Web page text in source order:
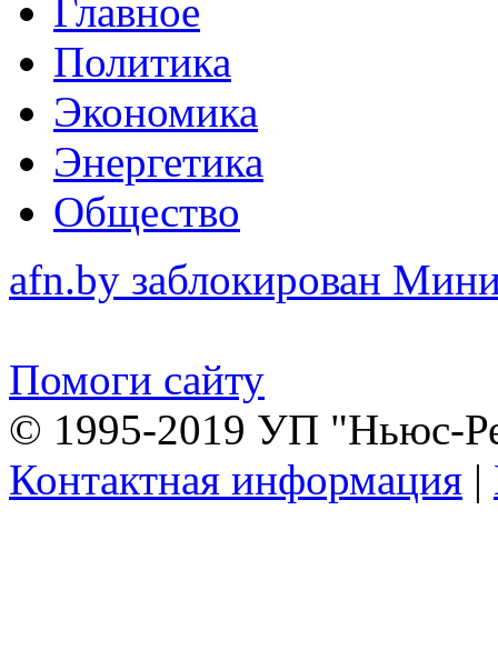
Главное
Политика
Экономика
Энергетика
Общество
afn.by заблокирован
Помоги сайту
© 1995-2019 УП "Ньюс-
Контактная информация |